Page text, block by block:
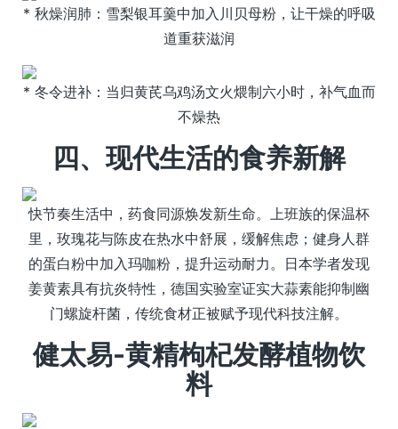
* 秋燥润肺：雪梨银耳羹中加入川贝母粉，让干燥的呼吸
道重获滋润
* 冬令进补：当归黄芪乌鸡汤文火煨制六小时，补气血而
不燥热
四、现代生活的食养新解
快节奏生活中，药食同源焕发新生命。上班族的保温杯
里，玫瑰花与陈皮在热水中舒展，缓解焦虑；健身人群
的蛋白粉中加入玛咖粉，提升运动耐力。日本学者发现
姜黄素具有抗炎特性，德国实验室证实大蒜素能抑制幽
门螺旋杆菌，传统食材正被赋予现代科技注解。
健太易-黄精枸杞发酵植物饮
料